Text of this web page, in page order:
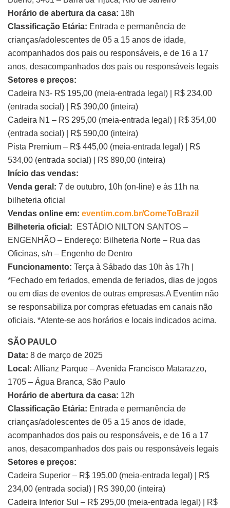
Horário de abertura da casa: 18h
Classificação Etária: Entrada e permanência de
crianças/adolescentes de 05 a 15 anos de idade,
acompanhados dos pais ou responsáveis, e de 16 a 17
anos, desacompanhados dos pais ou responsáveis legais
Setores e preços:
Cadeira N3- R$ 195,00 (meia-entrada legal) | R$ 234,00
(entrada social) | R$ 390,00 (inteira)
Cadeira N1 – R$ 295,00 (meia-entrada legal) | R$ 354,00
(entrada social) | R$ 590,00 (inteira)
Pista Premium – R$ 445,00 (meia-entrada legal) | R$
534,00 (entrada social) | R$ 890,00 (inteira)
Início das vendas:
Venda geral: 7 de outubro, 10h (on-line) e às 11h na
bilheteria oficial
Vendas online em: eventim.com.br/ComeToBrazil
Bilheteria oficial: ESTÁDIO NILTON SANTOS –
ENGENHÃO – Endereço: Bilheteria Norte – Rua das
Oficinas, s/n – Engenho de Dentro
Funcionamento: Terça à Sábado das 10h às 17h |
*Fechado em feriados, emenda de feriados, dias de jogos
ou em dias de eventos de outras empresas.A Eventim não
se responsabiliza por compras efetuadas em canais não
oficiais. *Atente-se aos horários e locais indicados acima.
SÃO PAULO
Data: 8 de março de 2025
Local: Allianz Parque – Avenida Francisco Matarazzo,
1705 – Água Branca, São Paulo
Horário de abertura da casa: 12h
Classificação Etária: Entrada e permanência de
crianças/adolescentes de 05 a 15 anos de idade,
acompanhados dos pais ou responsáveis, e de 16 a 17
anos, desacompanhados dos pais ou responsáveis legais
Setores e preços:
Cadeira Superior – R$ 195,00 (meia-entrada legal) | R$
234,00 (entrada social) | R$ 390,00 (inteira)
Cadeira Inferior Sul – R$ 295,00 (meia-entrada legal) | R$